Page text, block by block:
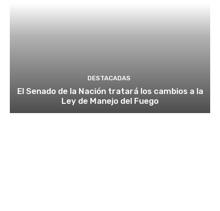
DESTACADAS
El Senado de la Nación tratará los cambios a la
Ley de Manejo del Fuego